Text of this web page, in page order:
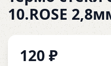
10.ROSE
120 ₽